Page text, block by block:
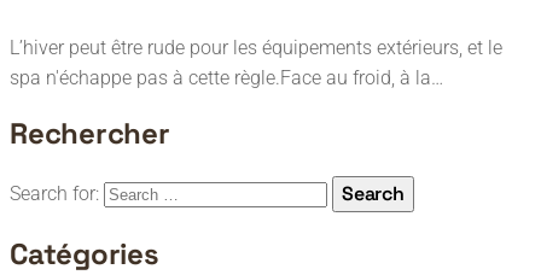
L’hiver peut être rude pour les équipements extérieurs, et le
spa n'échappe pas à cette règle.Face au froid, à la…
Rechercher
Search for: Search
Catégories